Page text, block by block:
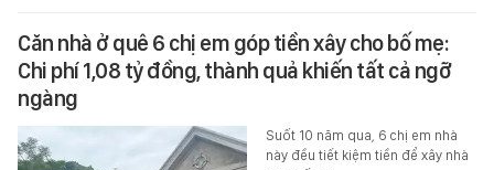
Căn nhà ở quê 6 chị em góp tiền xây cho bố mẹ:
Chi phí 1,08 tỷ đồng, thành quả khiến tất cả ngỡ
ngàng
Suốt 10 năm qua, 6 chị em nhà
này đều tiết kiệm tiền để xây nhà